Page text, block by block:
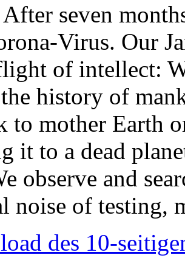
seven
Virus. Our
of intellect:
history of
to mother Earth
it to a dead
observe and
noise of testing,
des 10-